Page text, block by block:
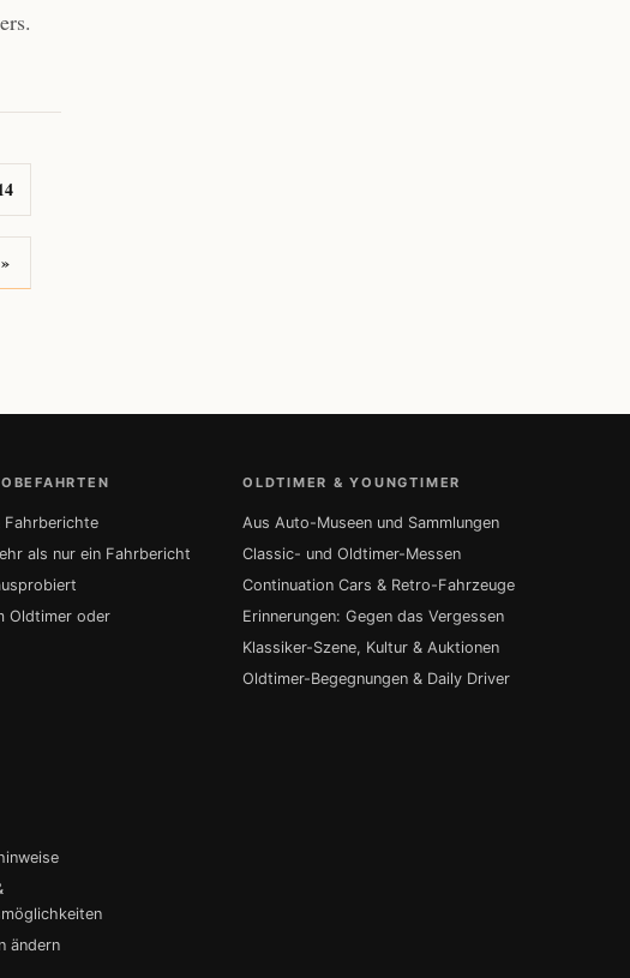
»
Fahrberichte
als nur ein Fahrbericht
Oldtimer oder
OLDTIMER & YOUNGTIMER
Aus Auto-Museen und Sammlungen
Classic- und Oldtimer-Messen
Continuation Cars & Retro-Fahrzeuge
Erinnerungen: Gegen das Vergessen
Klassiker-Szene, Kultur & Auktionen
Oldtimer-Begegnungen & Daily Driver
ändern